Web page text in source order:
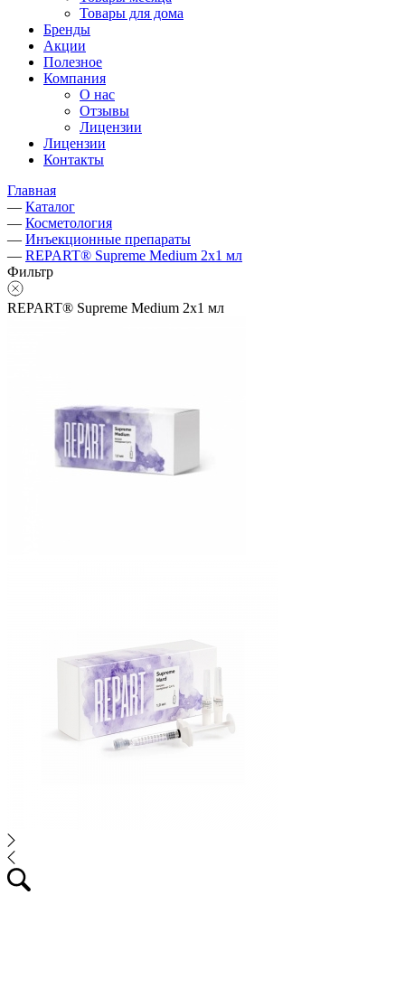
Товары для дома
Бренды
Акции
Полезное
Компания
О нас
Отзывы
Лицензии
Лицензии
Контакты
Главная
— Каталог
— Косметология
— Инъекционные препараты
— REPART® Supreme Medium 2x1 мл
Фильтр
REPART® Supreme Medium 2x1 мл